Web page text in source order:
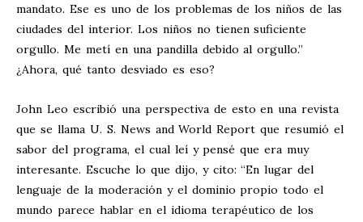
mandato. Ese es uno de los problemas de los niños de las
ciudades del interior. Los niños no tienen suficiente
orgullo. Me metí en una pandilla debido al orgullo.”
¿Ahora, qué tanto desviado es eso?
John Leo escribió una perspectiva de esto en una revista
que se llama U. S. News and World Report que resumió el
sabor del programa, el cual leí y pensé que era muy
interesante. Escuche lo que dijo, y cito: “En lugar del
lenguaje de la moderación y el dominio propio todo el
mundo parece hablar en el idioma terapéutico de los